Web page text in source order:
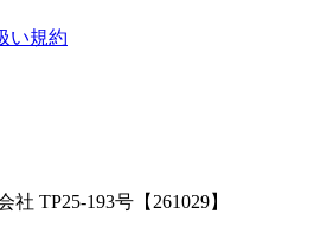
い規約
TP25-193号【261029】